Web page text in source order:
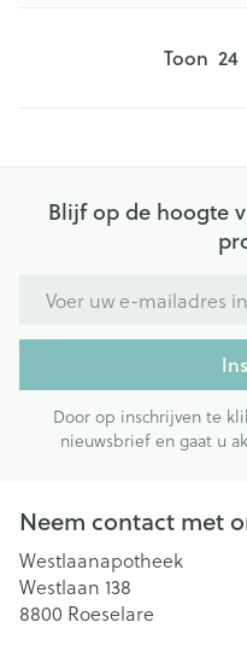
Toon
Blijf op de hoogte
Door op inschrijven te
nieuwsbrief en gaat u
Neem contact met
Westlaanapotheek
Westlaan 138
8800 Roeselare